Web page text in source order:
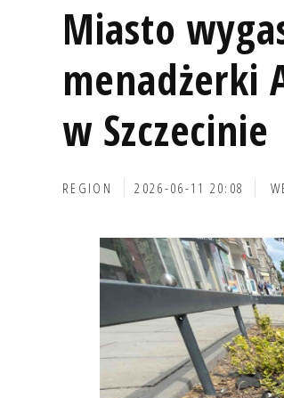
Miasto
menadżerki
w Szczecinie
REGION 2026-06-11 20:08